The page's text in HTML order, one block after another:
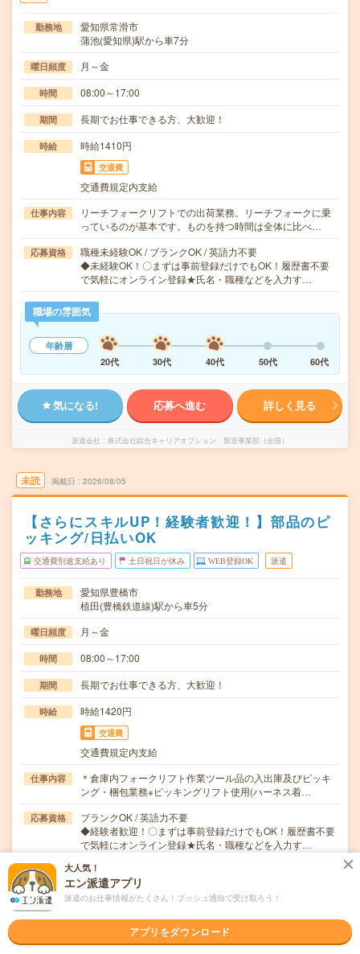
勤務地
愛知県常滑市
蒲池(愛知県)駅から車7分
曜日頻度 月～金
時間 08:00～17:00
期間 長期でお仕事できる方、大歓迎！
時給 時給1410円
交通費
交通費規定内支給
仕事内容
リーチフォークリフトでの出荷業務。リーチフォークに乗
っているのが基本です。ものを持つ時間は全体に比べ…
応募資格
職種未経験OK / ブランクOK / 英語力不要
◆未経験OK！〇まずは事前登録だけでもOK！履歴書不要
で気軽にオンライン登録★氏名・職種などを入力す…
職場の雰囲気
年齢層
20代
30代 40代 50代 60代
気になる! 応募へ進む 詳しく見る
派遣会社 株式会社綜合キャリアオプション 製造事業部（全国）
未読 掲載日 2026/08/05
【さらにスキルUP！経験者歓迎！】部品のピ
ッキング/日払いOK
交通費別途支給あり 土日祝日が休み WEB登録OK 派遣
勤務地
愛知県豊橋市
植田(豊橋鉄道線)駅から車5分
曜日頻度 月～金
時間 08:00～17:00
期間 長期でお仕事できる方、大歓迎！
時給 時給1420円
交通費
交通費規定内支給
仕事内容
＊倉庫内フォークリフト作業ツール品の入出庫及びピッキ
ング・梱包業務※ピッキングリフト使用(ハーネス着…
応募資格
ブランクOK / 英語力不要
◆経験者歓迎！〇まずは事前登録だけでもOK！履歴書不要
で気軽にオンライン登録★氏名・職種などを入力す…
職場の雰囲気
年齢層
30代 40代
大人気！
エン派遣アプリ
派遣のお仕事情報がたくさん！プッシュ通知で受け取ろう！
アプリをダウンロード